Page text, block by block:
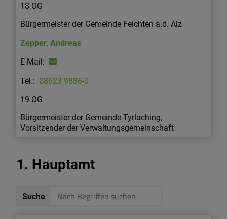
18 OG
Bürgermeister der Gemeinde Feichten a.d. Alz
Zepper, Andreas
08623 9886-0
19 OG
Bürgermeister der Gemeinde Tyrlaching,
Vorsitzender der Verwaltungsgemeinschaft
1. Hauptamt
Suche